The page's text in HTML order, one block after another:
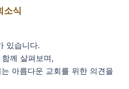
소식
있습니다.
께 살펴보며,
아름다운 교회를 위한 의견을